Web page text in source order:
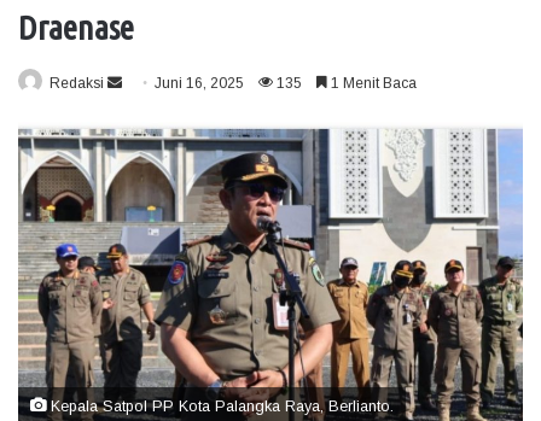
Draenase
Redaksi
n
d
n
e
m
a
i
Juni 16, 2025 135 1 Menit Baca
Kepala Satpol PP Kota Palangka Raya, Berlianto.